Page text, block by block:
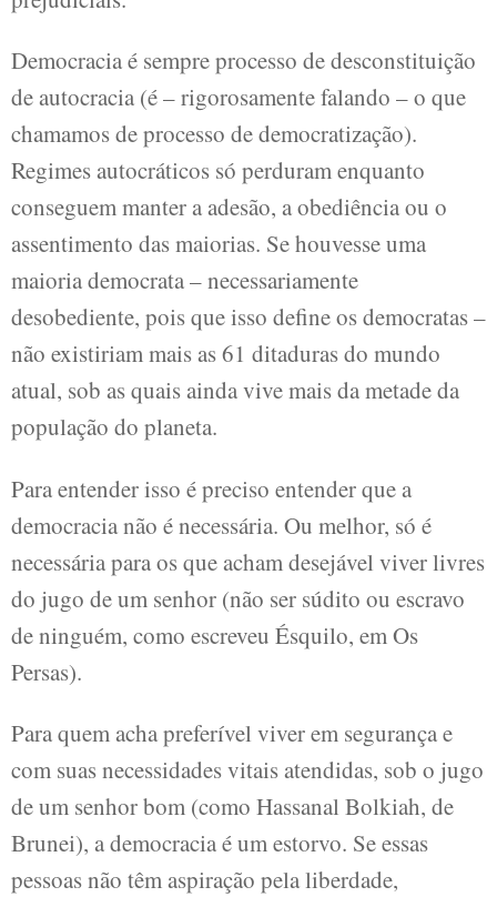
Democracia é sempre processo de desconstituição
de autocracia (é – rigorosamente falando – o que
chamamos de processo de democratização).
Regimes autocráticos só perduram enquanto
conseguem manter a adesão, a obediência ou o
assentimento das maiorias. Se houvesse uma
maioria democrata – necessariamente
desobediente, pois que isso define os democratas –
não existiriam mais as 61 ditaduras do mundo
atual, sob as quais ainda vive mais da metade da
população do planeta.
Para entender isso é preciso entender que a
democracia não é necessária. Ou melhor, só é
necessária para os que acham desejável viver livres
do jugo de um senhor (não ser súdito ou escravo
de ninguém, como escreveu Ésquilo, em Os
Persas).
Para quem acha preferível viver em segurança e
com suas necessidades vitais atendidas, sob o jugo
de um senhor bom (como Hassanal Bolkiah, de
Brunei), a democracia é um estorvo. Se essas
pessoas não têm aspiração pela liberdade,